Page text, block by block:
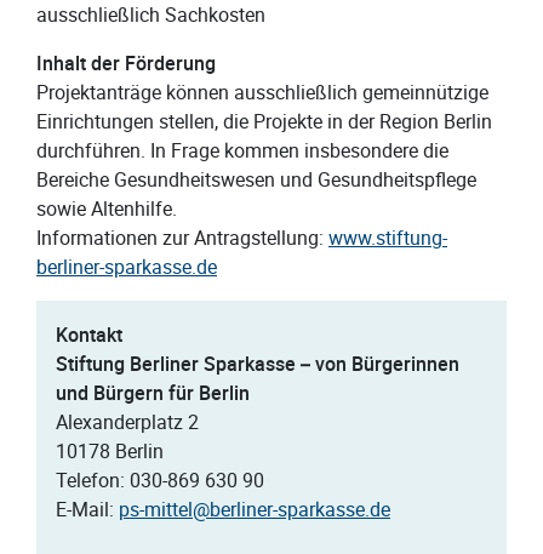
ausschließlich Sachkosten
Inhalt der Förderung
Projektanträge können ausschließlich gemeinnützige
Einrichtungen stellen, die Projekte in der Region Berlin
durchführen. In Frage kommen insbesondere die
Bereiche Gesundheitswesen und Gesundheitspflege
sowie Altenhilfe.
Informationen zur Antragstellung: www.stiftung-
berliner-sparkasse.de
Kontakt
Stiftung Berliner Sparkasse – von Bürgerinnen
und Bürgern für Berlin
Alexanderplatz 2
10178 Berlin
Telefon: 030-869 630 90
E-Mail: ps-mittel@berliner-sparkasse.de